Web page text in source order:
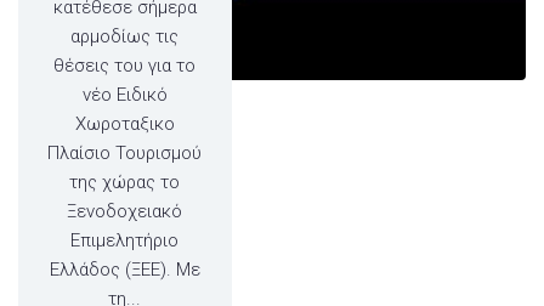
κατέθεσε σήμερα
αρμοδίως τις
θέσεις του για το
νέο Ειδικό
Χωροταξικο
Πλαίσιο Τουρισμού
της χώρας το
Ξενοδοχειακό
Επιμελητήριο
Ελλάδος (ΞΕΕ). Με
τη...